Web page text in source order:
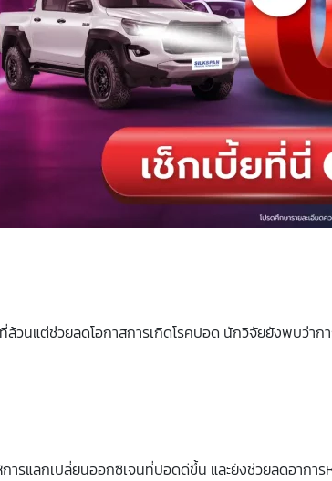
ล้วนแต่ช่วยลดโอกาสการเกิดโรคปอด นักวิจัยยังพบว่า
ารแลกเปลี่ยนออกซิเจนที่ปอดดีขึ้น และยังช่วยลดอากา